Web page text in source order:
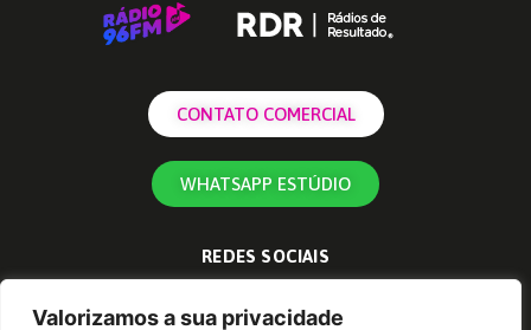
Valorizamos a sua privacidade
CONTATO COMERCIAL
WHATSAPP ESTÚDIO
REDES SOCIAIS